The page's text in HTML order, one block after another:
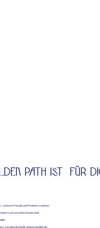
PATH IST FÜR
- und so in Freude und Freiheit zu wirken
Lust auf echte Extase hast
von dem du fühlst, dass es möglich ist!